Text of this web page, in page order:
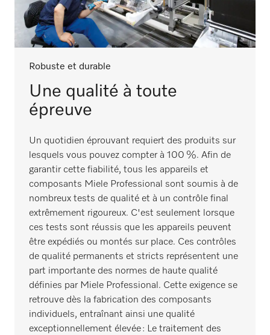
Robuste et durable
Une qualité à toute
épreuve
Un quotidien éprouvant requiert des produits sur
lesquels vous pouvez compter à 100 %. Afin de
garantir cette fiabilité, tous les appareils et
composants Miele Professional sont soumis à de
nombreux tests de qualité et à un contrôle final
extrêmement rigoureux. C'est seulement lorsque
ces tests sont réussis que les appareils peuvent
être expédiés ou montés sur place. Ces contrôles
de qualité permanents et stricts représentent une
part importante des normes de haute qualité
définies par Miele Professional. Cette exigence se
retrouve dès la fabrication des composants
individuels, entraînant ainsi une qualité
exceptionnellement élevée : Le traitement des